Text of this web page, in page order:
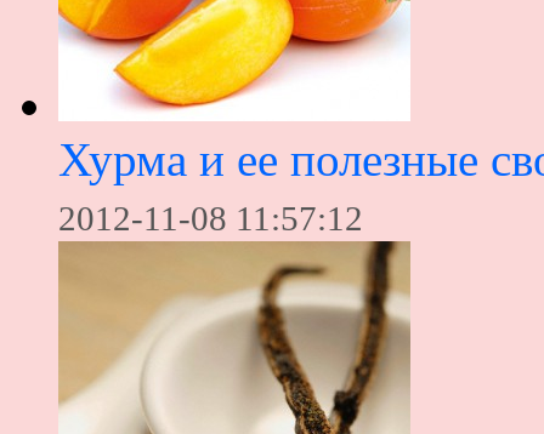
Хурма и ее полезные
2012-11-08 11:57:12